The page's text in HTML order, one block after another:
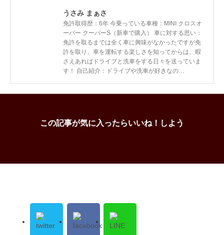
うさみ まぁさ
免許取得歴：6年 今乗っている車種：MINI クロスオ
ーバー クーパーS（新車で購入） 車に対する思い：
免許を取るまでは全く車に興味がなかったですが免
許を取り、車を運転する楽しさを知ってからは、暇
さえあればドライブと洗車をする日々を送っていま
す！ 自己紹介：ドライブや洗車が好きなの…
この記事が気に入ったらいいね！しよう